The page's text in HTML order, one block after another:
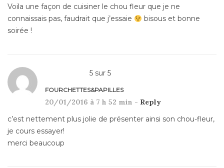
Voila une façon de cuisiner le chou fleur que je ne
connaissais pas, faudrait que j’essaie
bisous et bonne
soirée !
5 sur 5
FOURCHETTES&PAPILLES
20/01/2016 à 7 h 52 min - Reply
c’est nettement plus jolie de présenter ainsi son chou-fleur,
je cours essayer!
merci beaucoup